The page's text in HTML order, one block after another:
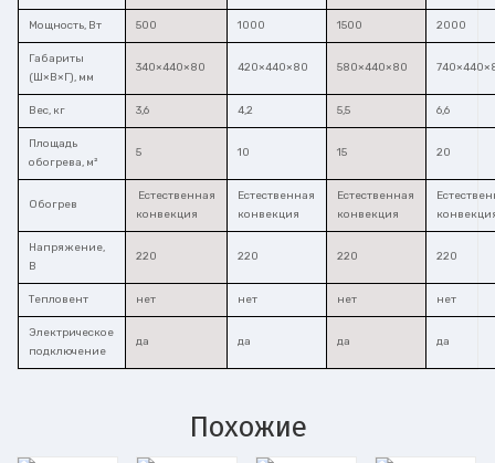
Мощность, Вт 500 1000 1500 2000
Габариты
(Ш×В×Г), мм
340×440×80 420×440×80 580×440×80
Вес, кг 3,6 4,2 5,5 6,6
Площадь
обогрева, м²
5 10 15 20
Обогрев
Естественная
конвекция
Естественная
конвекция
Естественная
конвекция
Напряжение,
В
220 220 220 220
Тепловент нет нет нет нет
Электрическое
подключение
да да да да
Похожие